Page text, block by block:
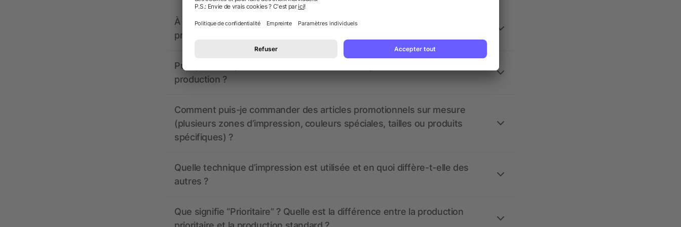
À quoi doivent ressembler les données d’impression ? allbranded
propose-t-il un service pour les créer ?
Puis-je voir à quoi ressembleront mes articles promotionnels avant la
production ?
Comment puis-je commander des articles promotionnels sur mesure
(plusieurs zones d’impression, couleurs spéciales, tailles ou produits
spécifiques) ?
Quelle technique d’impression est utilisée et en quoi diffère-t-elle des
autres ?
Que signifie “Prioritaire” ? Quelle est la différence entre la production